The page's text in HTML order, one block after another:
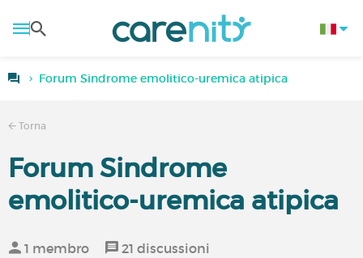
Forum Sindrome emolitico-uremica atipica
Torna
Forum Sindrome
emolitico-uremica atipica
1 membro 21 discussioni